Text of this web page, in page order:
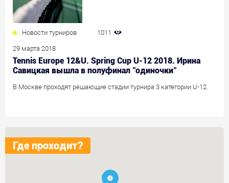
Новости турниров 1011
29 марта 2018
Tennis Europe 12&U. Spring Cup U-12 2018. Ирина
Савицкая вышла в полуфинал "одиночки"
В Москве проходят решающие стадии турнира 3 категории U-12.
Где проходит?